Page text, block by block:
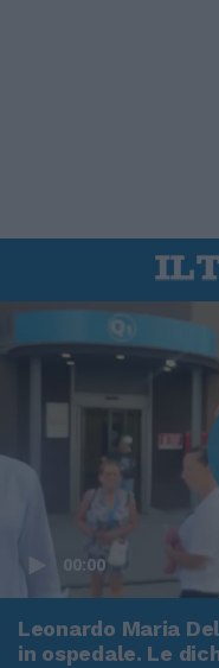
00:00
Leonardo Maria
in ospedale. Le